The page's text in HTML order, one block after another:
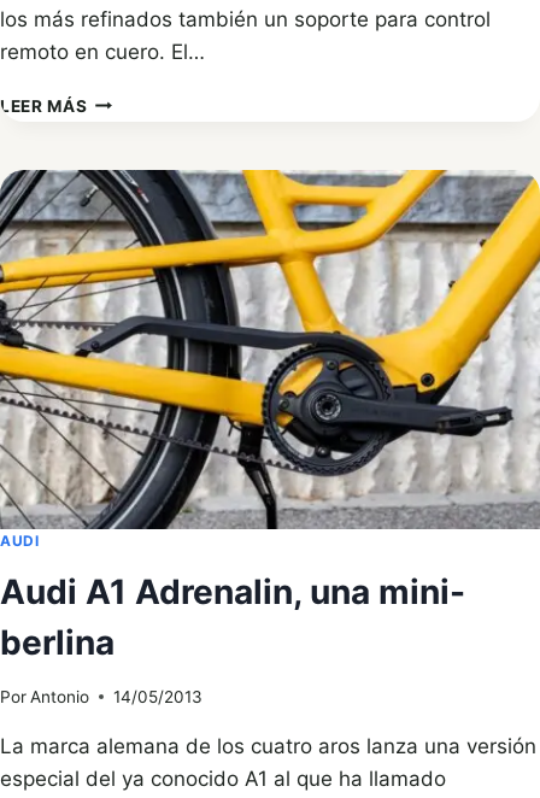
los más refinados también un soporte para control
remoto en cuero. El…
LEER MÁS SUZUKI
ACCESORIOS
ESPECÍFICOS
PARA
LA
BERLINA
DEPORTIVA
AUDI
Audi A1 Adrenalin, una mini-
berlina
PorAntonio 14/05/2013
La marca alemana de los cuatro aros lanza una versión
especial del ya conocido A1 al que ha llamado